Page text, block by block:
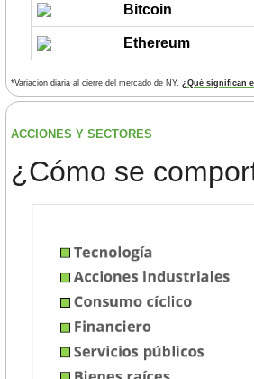
Bitcoin
Ethereum
*Variación diaria al cierre del mercado de NY. ¿Qué significan
ACCIONES Y SECTORES
¿Cómo se